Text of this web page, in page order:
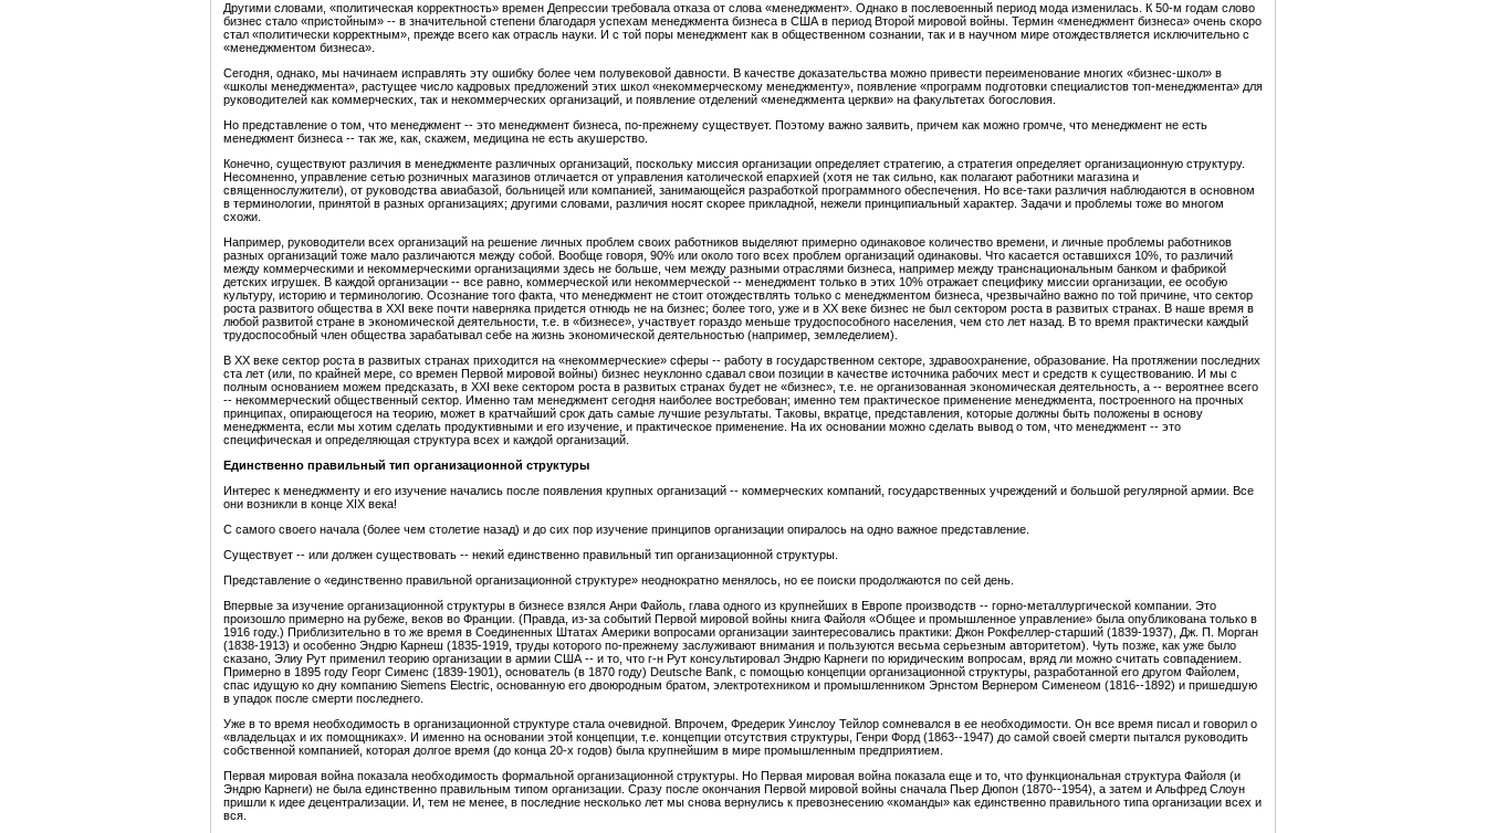
Другими словами, «политическая корректность» времен Депрессии требовала отказа от слова «менеджмент». Однако в послевоенный период мода изменилась. К 50-м годам слово
бизнес стало «пристойным» -- в значительной степени благодаря успехам менеджмента бизнеса в США в период Второй мировой войны. Термин «менеджмент бизнеса» очень скоро
стал «политически корректным», прежде всего как отрасль науки. И с той поры менеджмент как в общественном сознании, так и в научном мире отождествляется исключительно с
«менеджментом бизнеса».
Сегодня, однако, мы начинаем исправлять эту ошибку более чем полувековой давности. В качестве доказательства можно привести переименование многих «бизнес-школ» в
«школы менеджмента», растущее число кадровых предложений этих школ «некоммерческому менеджменту», появление «программ подготовки специалистов топ-менеджмента» для
руководителей как коммерческих, так и некоммерческих организаций, и появление отделений «менеджмента церкви» на факультетах богословия.
Но представление о том, что менеджмент -- это менеджмент бизнеса, по-прежнему существует. Поэтому важно заявить, причем как можно громче, что менеджмент не есть
менеджмент бизнеса -- так же, как, скажем, медицина не есть акушерство.
Конечно, существуют различия в менеджменте различных организаций, поскольку миссия организации определяет стратегию, а стратегия определяет организационную структуру.
Несомненно, управление сетью розничных магазинов отличается от управления католической епархией (хотя не так сильно, как полагают работники магазина и
священнослужители), от руководства авиабазой, больницей или компанией, занимающейся разработкой программного обеспечения. Но все-таки различия наблюдаются в основном
в терминологии, принятой в разных организациях; другими словами, различия носят скорее прикладной, нежели принципиальный характер. Задачи и проблемы тоже во многом
схожи.
Например, руководители всех организаций на решение личных проблем своих работников выделяют примерно одинаковое количество времени, и личные проблемы работников
разных организаций тоже мало различаются между собой. Вообще говоря, 90% или около того всех проблем организаций одинаковы. Что касается оставшихся 10%, то различий
между коммерческими и некоммерческими организациями здесь не больше, чем между разными отраслями бизнеса, например между транснациональным банком и фабрикой
детских игрушек. В каждой организации -- все равно, коммерческой или некоммерческой -- менеджмент только в этих 10% отражает специфику миссии организации, ее особую
культуру, историю и терминологию. Осознание того факта, что менеджмент не стоит отождествлять только с менеджментом бизнеса, чрезвычайно важно по той причине, что сектор
роста развитого общества в XXI веке почти наверняка придется отнюдь не на бизнес; более того, уже и в XX веке бизнес не был сектором роста в развитых странах. В наше время в
любой развитой стране в экономической деятельности, т.е. в «бизнесе», участвует гораздо меньше трудоспособного населения, чем сто лет назад. В то время практически каждый
трудоспособный член общества зарабатывал себе на жизнь экономической деятельностью (например, земледелием).
В XX веке сектор роста в развитых странах приходится на «некоммерческие» сферы -- работу в государственном секторе, здравоохранение, образование. На протяжении последних
ста лет (или, по крайней мере, со времен Первой мировой войны) бизнес неуклонно сдавал свои позиции в качестве источника рабочих мест и средств к существованию. И мы с
полным основанием можем предсказать, в XXI веке сектором роста в развитых странах будет не «бизнес», т.е. не организованная экономическая деятельность, а -- вероятнее всего
-- некоммерческий общественный сектор. Именно там менеджмент сегодня наиболее востребован; именно тем практическое применение менеджмента, построенного на прочных
принципах, опирающегося на теорию, может в кратчайший срок дать самые лучшие результаты. Таковы, вкратце, представления, которые должны быть положены в основу
менеджмента, если мы хотим сделать продуктивными и его изучение, и практическое применение. На их основании можно сделать вывод о том, что менеджмент -- это
специфическая и определяющая структура всех и каждой организаций.
Единственно правильный тип организационной структуры
Интерес к менеджменту и его изучение начались после появления крупных организаций -- коммерческих компаний, государственных учреждений и большой регулярной армии. Все
они возникли в конце XIX века!
С самого своего начала (более чем столетие назад) и до сих пор изучение принципов организации опиралось на одно важное представление.
Существует -- или должен существовать -- некий единственно правильный тип организационной структуры.
Представление о «единственно правильной организационной структуре» неоднократно менялось, но ее поиски продолжаются по сей день.
Впервые за изучение организационной структуры в бизнесе взялся Анри Файоль, глава одного из крупнейших в Европе производств -- горно-металлургической компании. Это
произошло примерно на рубеже, веков во Франции. (Правда, из-за событий Первой мировой войны книга Файоля «Общее и промышленное управление» была опубликована только в
1916 году.) Приблизительно в то же время в Соединенных Штатах Америки вопросами организации заинтересовались практики: Джон Рокфеллер-старший (1839-1937), Дж. П. Морган
(1838-1913) и особенно Эндрю Карнеш (1835-1919, труды которого по-прежнему заслуживают внимания и пользуются весьма серьезным авторитетом). Чуть позже, как уже было
сказано, Элиу Рут применил теорию организации в армии США -- и то, что г-н Рут консультировал Эндрю Карнеги по юридическим вопросам, вряд ли можно считать совпадением.
Примерно в 1895 году Георг Сименс (1839-1901), основатель (в 1870 году) Deutsche Bank, с помощью концепции организационной структуры, разработанной его другом Файолем,
спас идущую ко дну компанию Siemens Electric, основанную его двоюродным братом, электротехником и промышленником Эрнстом Вернером Сименеом (1816--1892) и пришедшую
в упадок после смерти последнего.
Уже в то время необходимость в организационной структуре стала очевидной. Впрочем, Фредерик Уинслоу Тейлор сомневался в ее необходимости. Он все время писал и говорил о
«владельцах и их помощниках». И именно на основании этой концепции, т.е. концепции отсутствия структуры, Генри Форд (1863--1947) до самой своей смерти пытался руководить
собственной компанией, которая долгое время (до конца 20-х годов) была крупнейшим в мире промышленным предприятием.
Первая мировая война показала необходимость формальной организационной структуры. Но Первая мировая война показала еще и то, что функциональная структура Файоля (и
Эндрю Карнеги) не была единственно правильным типом организации. Сразу после окончания Первой мировой войны сначала Пьер Дюпон (1870--1954), а затем и Альфред Слоун
пришли к идее децентрализации. И, тем не менее, в последние несколько лет мы снова вернулись к превознесению «команды» как единственно правильного типа организации всех и
вся.